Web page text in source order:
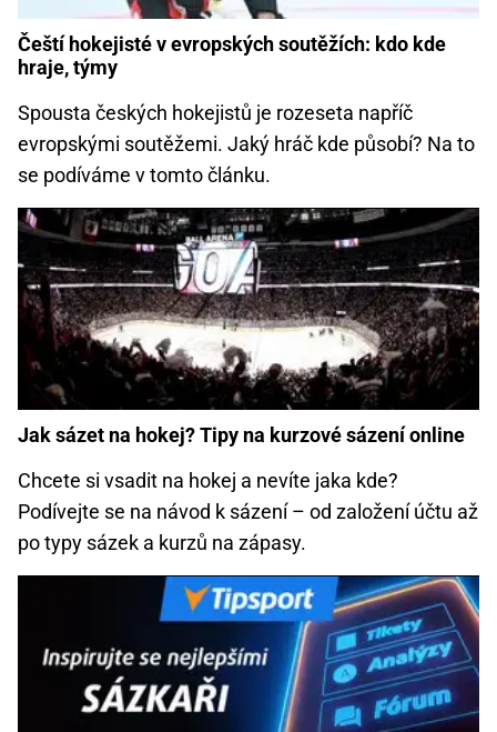
Čeští hokejisté v evropských soutěžích: kdo kde
hraje, týmy
Spousta českých hokejistů je rozeseta napříč
evropskými soutěžemi. Jaký hráč kde působí? Na to
se podíváme v tomto článku.
Jak sázet na hokej? Tipy na kurzové sázení online
Chcete si vsadit na hokej a nevíte jaka kde?
Podívejte se na návod k sázení – od založení účtu až
po typy sázek a kurzů na zápasy.